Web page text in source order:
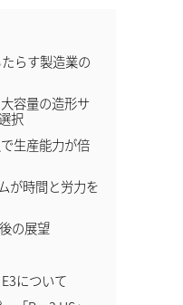
らす製造業の
容量の造形サ
択
で生産能力が倍
が時間と労力を
の展望
について